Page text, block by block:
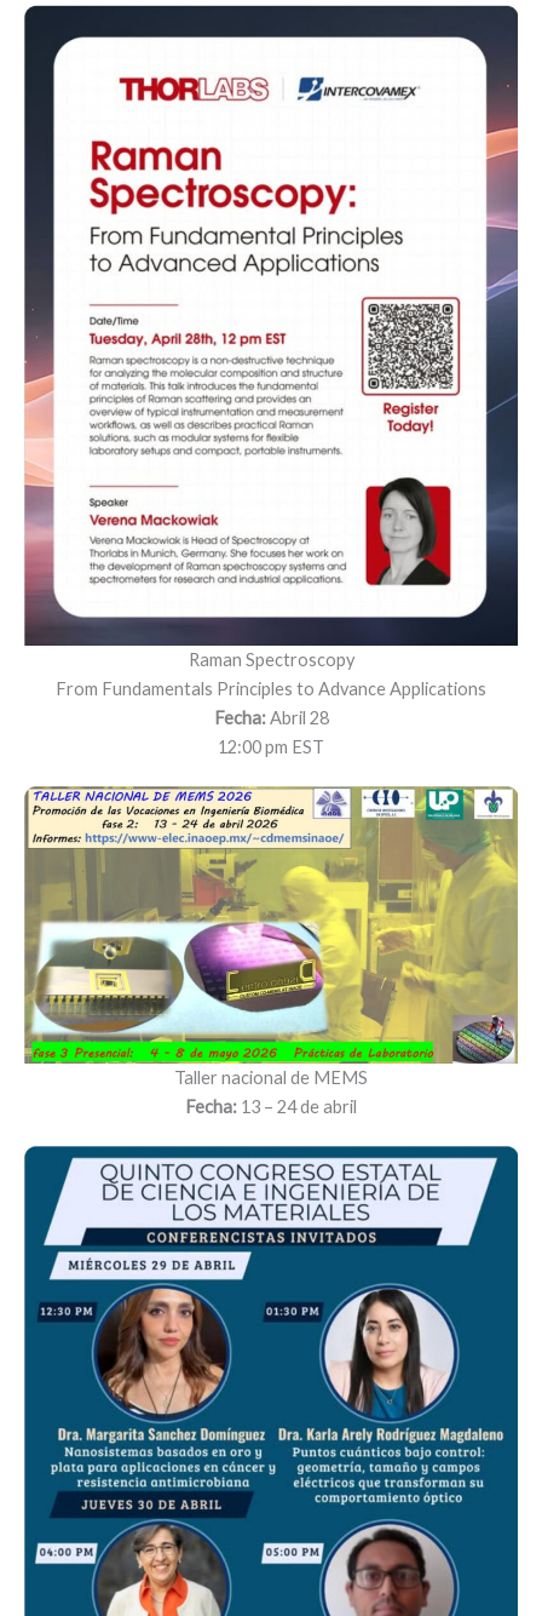
Raman Spectroscopy
From Fundamentals Principles to Advance Applications
Fecha:Abril 28
12:00 pm EST
Taller nacional de MEMS
Fecha: 13 – 24 de abril